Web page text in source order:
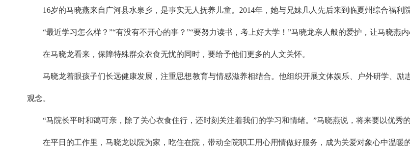
16岁的马晓燕来自广河县水泉乡，是事实无人抚养儿童。2014年，她与兄妹几人先后来到临夏州综合福利院
“最近学习怎么样？”“有没有不开心的事？”“要努力读书，考上好大学！”马晓龙亲人般的爱护，让马晓燕内
在马晓龙看来，保障特殊群众衣食无忧的同时，要给予他们更多的人文关怀。
马晓龙着眼孩子们长远健康发展，注重思想教育与情感滋养相结合。他组织开展文体娱乐、户外研学、
观念。
“马院长平时和蔼可亲，除了关心衣食住行，还时刻关注着我们的学习和情绪。”马晓燕说，将来要以优秀
在平日的工作里，马晓龙以院为家，吃住在院，带动全院职工用心用情做好服务，成为关爱对象心中温暖的